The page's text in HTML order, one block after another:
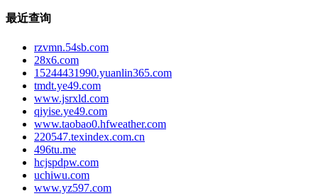
最近查询
rzvmn.54sb.com
28x6.com
15244431990.yuanlin365.com
tmdt.ye49.com
www.jsrxld.com
qiyise.ye49.com
www.taobao0.hfweather.com
220547.texindex.com.cn
496tu.me
hcjspdpw.com
uchiwu.com
www.yz597.com